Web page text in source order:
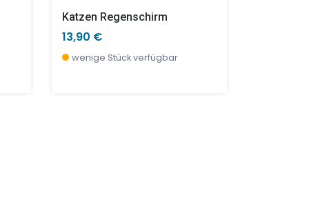
Katzen Regenschirm
13,90 €
wenige Stück verfügbar